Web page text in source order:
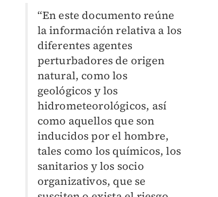
“En este documento reúne
la información relativa a los
diferentes agentes
perturbadores de origen
natural, como los
geológicos y los
hidrometeorológicos, así
como aquellos que son
inducidos por el hombre,
tales como los químicos, los
sanitarios y los socio
organizativos, que se